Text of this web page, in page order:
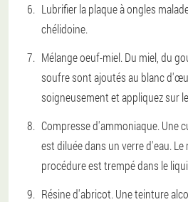
Lubrifier la plaque à ongles
chélidoine.
Mélange oeuf-miel. Du miel, du
soufre sont ajoutés au blanc
soigneusement et appliquez sur
Compresse d'ammoniaque. Une
est diluée dans un verre d'eau.
procédure est trempé dans le
Résine d'abricot. Une teinture